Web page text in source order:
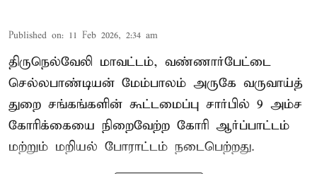
Published on: 11 Feb 2026, 2:34 am
திருநெல்வேலி மாவட்டம், வண்ணார்பேட்டை
செல்லபாண்டியன் மேம்பாலம் அருகே வருவாய்த்
துறை சங்கங்களின் கூட்டமைப்பு சார்பில் 9 அம்ச
கோரிக்கையை நிறைவேற்ற கோரி ஆர்ப்பாட்டம்
மற்றும் மறியல் போராட்டம் நடைபெற்றது.